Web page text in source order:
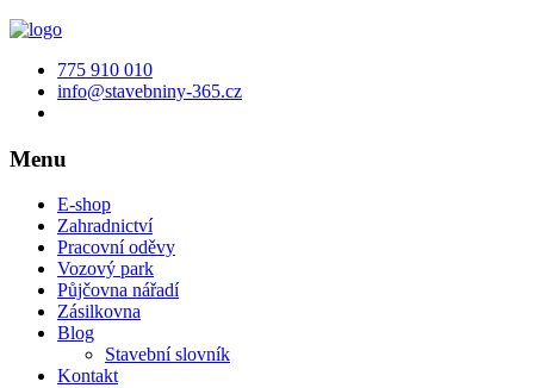
775 910 010
info@stavebniny-365.cz
Menu
E-shop
Zahradnictví
Pracovní oděvy
Vozový park
Půjčovna nářadí
Zásilkovna
Blog
Stavební slovník
Kontakt